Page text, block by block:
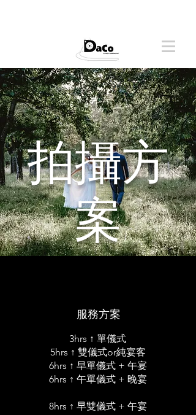
拍攝方
案
服務方案
3hrs ↑ 單儀式
5hrs ↑ 雙儀式or純宴客
6hrs ↑ 早單儀式 + 午宴
6hrs ↑ 午單儀式 + 晚宴
8hrs ↑ 早雙儀式 + 午宴